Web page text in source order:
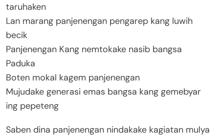
taruhaken
Lan marang panjenengan pengarep kang luwih
becik
Panjenengan Kang nemtokake nasib bangsa
Paduka
Boten mokal kagem panjenengan
Mujudake generasi emas bangsa kang gemebyar
ing pepeteng
Saben dina panjenengan nindakake kagiatan mulya